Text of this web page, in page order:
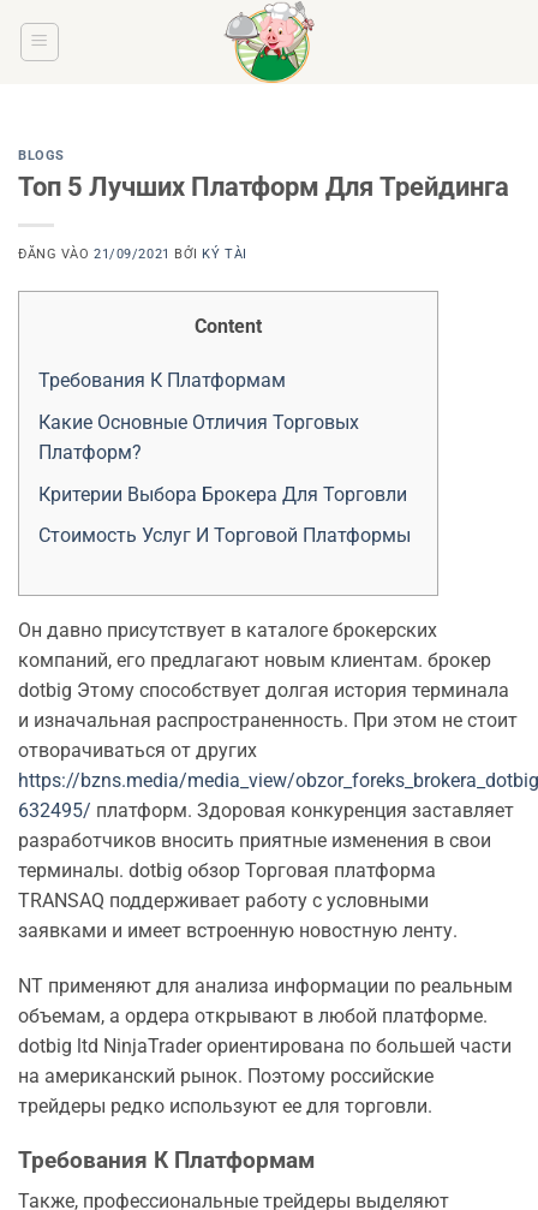
BLOGS
Топ 5 Лучших Платформ Для Трейдинга
ĐĂNG VÀO21/09/2021 BỞI KÝ TÀI
Content
Требования К Платформам
Какие Основные Отличия Торговых
Платформ?
Критерии Выбора Брокера Для Торговли
Стоимость Услуг И Торговой Платформы
Он давно присутствует в каталоге брокерских
компаний, его предлагают новым клиентам. брокер
dotbig Этому способствует долгая история терминала
и изначальная распространенность. При этом не стоит
отворачиваться от других
https://bzns.media/media_view/
632495/ платформ. Здоровая конкуренция заставляет
разработчиков вносить приятные изменения в свои
терминалы. dotbig обзор Торговая платформа
TRANSAQ поддерживает работу с условными
заявками и имеет встроенную новостную ленту.
NT применяют для анализа информации по реальным
объемам, а ордера открывают в любой платформе.
dotbig ltd NinjaTrader ориентирована по большей части
на американский рынок. Поэтому российские
трейдеры редко используют ее для торговли.
Требования К Платформам
Также, профессиональные трейдеры выделяют